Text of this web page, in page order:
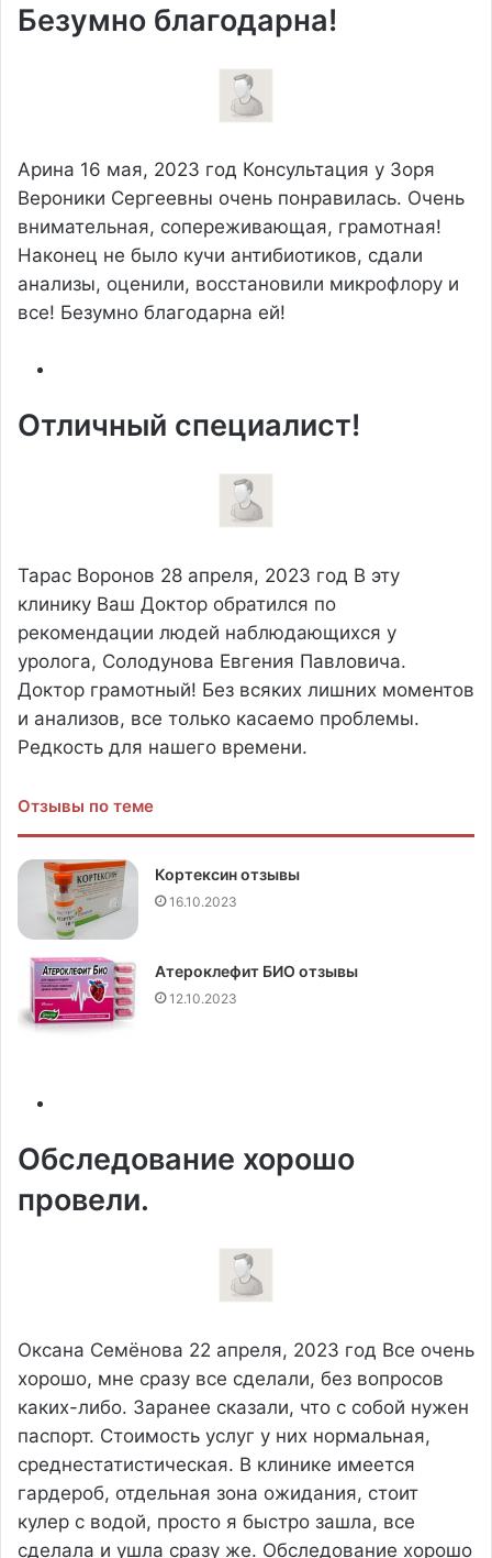
Безумно благодарна!
Арина 16 мая, 2023 год Консультация у Зоря
Вероники Сергеевны очень понравилась. Очень
внимательная, сопереживающая, грамотная!
Наконец не было кучи антибиотиков, сдали
анализы, оценили, восстановили микрофлору и
все! Безумно благодарна ей!
Отличный специалист!
Тарас Воронов 28 апреля, 2023 год В эту
клинику Ваш Доктор обратился по
рекомендации людей наблюдающихся у
уролога, Солодунова Евгения Павловича.
Доктор грамотный! Без всяких лишних моментов
и анализов, все только касаемо проблемы.
Редкость для нашего времени.
Отзывы по теме
Кортексин отзывы
16.10.2023
Атероклефит БИО отзывы
12.10.2023
Обследование хорошо
провели.
Оксана Семёнова 22 апреля, 2023 год Все очень
хорошо, мне сразу все сделали, без вопросов
каких-либо. Заранее сказали, что с собой нужен
паспорт. Стоимость услуг у них нормальная,
среднестатистическая. В клинике имеется
гардероб, отдельная зона ожидания, стоит
кулер с водой, просто я быстро зашла, все
сделала и ушла сразу же. Обследование хорошо